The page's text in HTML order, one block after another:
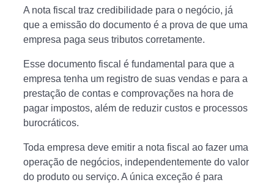
A nota fiscal traz credibilidade para o negócio, já
que a emissão do documento é a prova de que uma
empresa paga seus tributos corretamente.
Esse documento fiscal é fundamental para que a
empresa tenha um registro de suas vendas e para a
prestação de contas e comprovações na hora de
pagar impostos, além de reduzir custos e processos
burocráticos.
Toda empresa deve emitir a nota fiscal ao fazer uma
operação de negócios, independentemente do valor
do produto ou serviço. A única exceção é para